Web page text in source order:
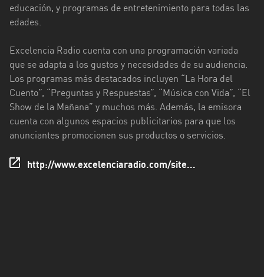
Manabí
Santiago
Pastaza
Pichincha
Domingo
educación, y programas de entretenimiento para todas las
edades.
Excelencia Radio cuenta con una programación variada
que se adapta a los gustos y necesidades de su audiencia.
Los programas más destacados incluyen “La Hora del
Cuento”, “Preguntas y Respuestas”, “Música con Vida”, “El
Show de la Mañana” y muchos más. Además, la emisora
cuenta con algunos espacios publicitarios para que los
anunciantes promocionen sus productos o servicios.
http://www.excelenciaradio.com/site...